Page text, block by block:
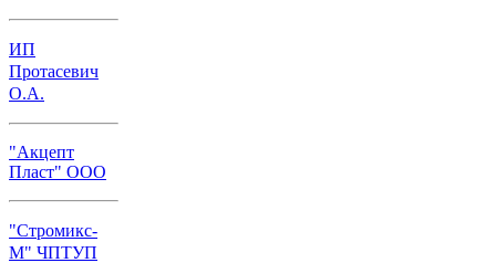
ИП
Протасевич
О.А.
"Акцепт
Пласт" ООО
"Стромикс-
М" ЧПТУП